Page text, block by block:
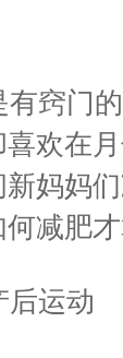
窍门
欢在
妈妈
减肥
运动